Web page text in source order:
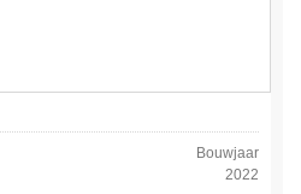
Bouwjaar
2022